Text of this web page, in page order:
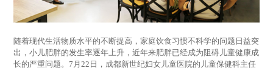
随着现代生活物质水平的不断提高，家庭饮食习惯不科学的问题日益突
出，小儿肥胖的发生率逐年上升，近年来肥胖已经成为阻碍儿童健康成
长的严重问题。7月22日，成都新世纪妇女儿童医院的儿童保健科主任